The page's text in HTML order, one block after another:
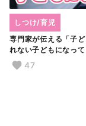
専門家が伝える「子
れない子どもになって
しつけ/育児
47